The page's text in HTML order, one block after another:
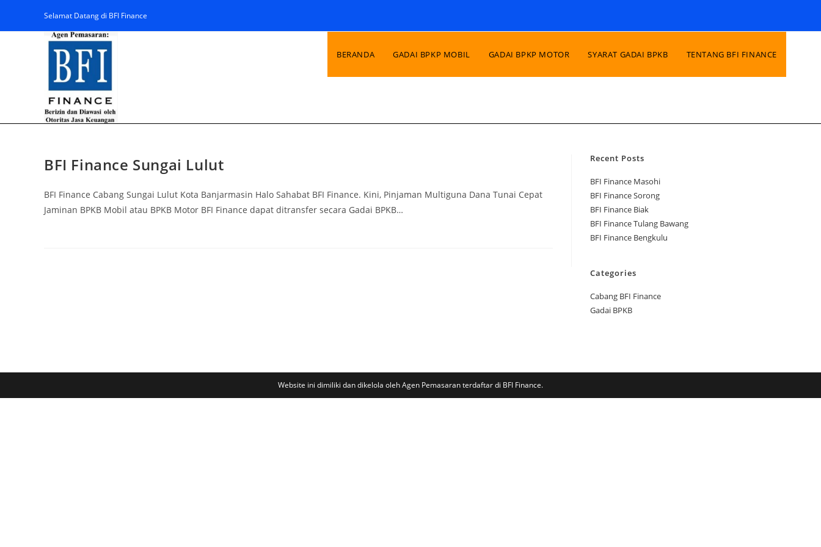
Selamat Datang di BFI Finance
BERANDA GADAI BPKP MOBIL GADAI BPKP MOTOR SYARAT GADAI BPKB TENTANG BFI FINANCE
BFI Finance Sungai Lulut
BFI Finance Cabang Sungai Lulut Kota Banjarmasin Halo Sahabat BFI Finance. Kini, Pinjaman Multiguna Dana Tunai Cepat
Jaminan BPKB Mobil atau BPKB Motor BFI Finance dapat ditransfer secara Gadai BPKB…
Recent Posts
BFI Finance Masohi
BFI Finance Sorong
BFI Finance Biak
BFI Finance Tulang Bawang
BFI Finance Bengkulu
Categories
Cabang BFI Finance
Gadai BPKB
Website ini dimiliki dan dikelola oleh Agen Pemasaran terdaftar di BFI Finance.